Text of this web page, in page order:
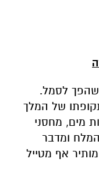
שהפך לסמל.
של המלך
מים, מחסני
ומדבר
אף מטייל